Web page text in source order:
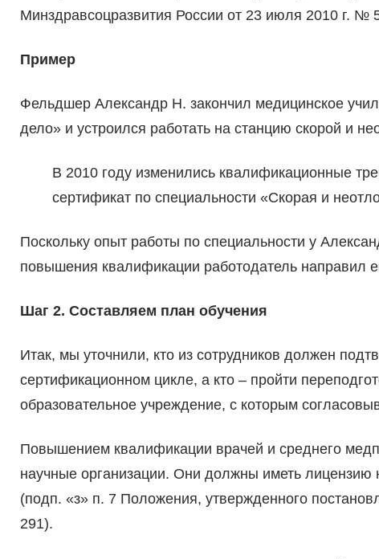
Минздравсоцразвития России от 23 июля 2010 г. №
Пример
Фельдшер Александр Н. закончил медицинское
дело» и устроился работать на станцию скорой и
В 2010 году изменились квалификационные
сертификат по специальности «Скорая и
Поскольку опыт работы по специальности у
повышения квалификации работодатель направил
Шаг 2. Составляем план обучения
Итак, мы уточнили, кто из сотрудников должен
сертификационном цикле, а кто – пройти
образовательное учреждение, с которым
Повышением квалификации врачей и среднего
научные организации. Они должны иметь лицензию
(подп. «з» п. 7 Положения, утвержденного
291).